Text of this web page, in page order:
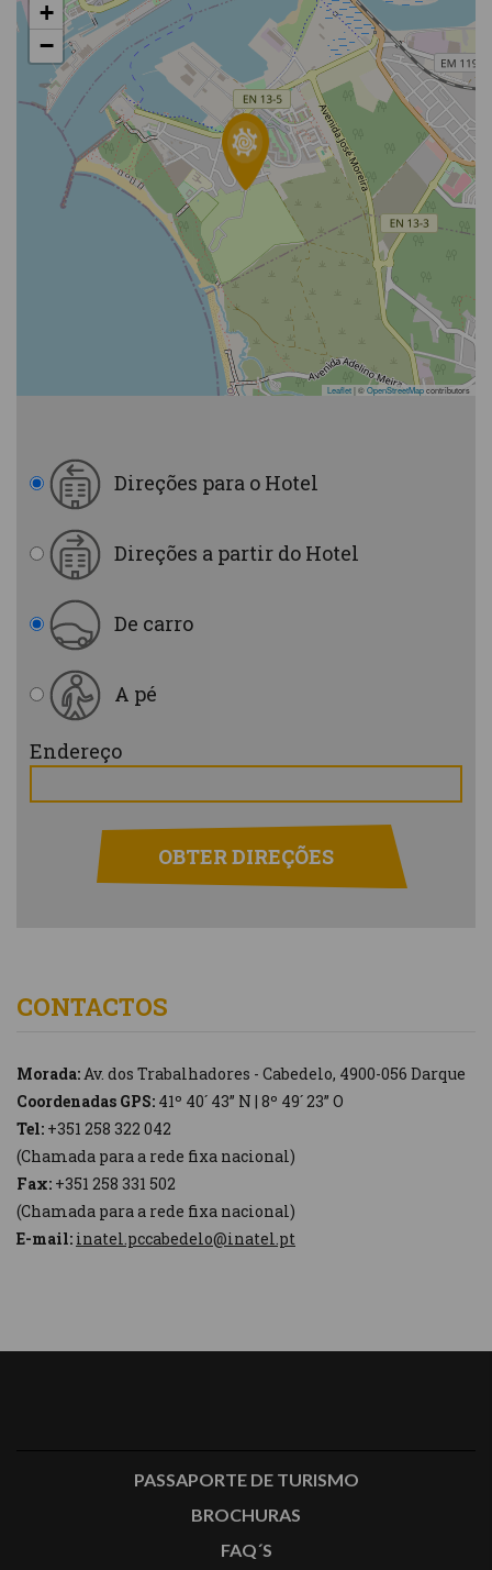
+
−
Leaflet|©OpenStreetMapcontributors
Direções para o Hotel
Direções a partir do Hotel
De carro
A pé
Endereço
OBTER DIREÇÕES
CONTACTOS
Morada:Av. dos Trabalhadores - Cabedelo, 4900-056 Darque
Coordenadas GPS: 41º 40´ 43” N | 8º 49´ 23” O
Tel: +351 258 322 042
(Chamada para a rede fixa nacional)
Fax: +351 258 331 502
(Chamada para a rede fixa nacional)
E-mail: inatel.pccabedelo@inatel.pt
PASSAPORTE DE TURISMO
BROCHURAS
FAQ´S